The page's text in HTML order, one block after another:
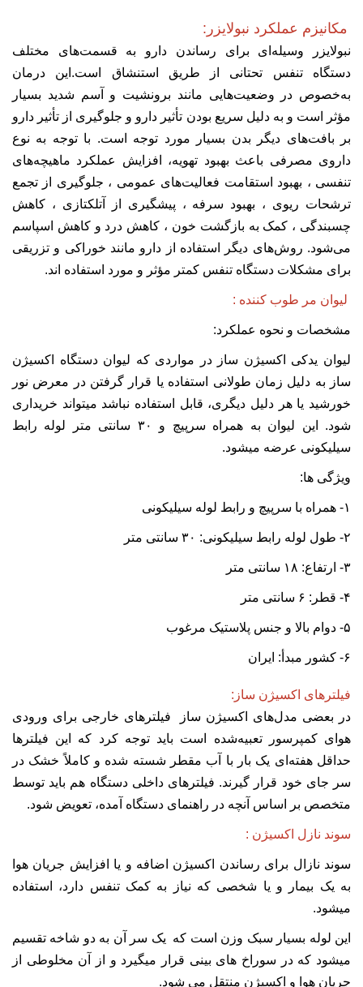
مکانیزم عملکرد نبولایزر:
نبولایزر وسیله‌ای برای رساندن دارو به قسمت‌های مختلف
دستگاه تنفس تحتانی از طریق استنشاق است.این درمان
به‌خصوص در وضعیت‌هایی مانند برونشیت و آسم شدید بسیار
مؤثر است و به‌ دلیل سریع بودن تأثیر دارو و جلوگیری از تأثیر دارو
بر بافت‌های دیگر بدن بسیار مورد توجه است. با توجه به نوع
داروی مصرفی باعث بهبود تهویه، افزایش عملکرد ماهیچه‌های
تنفسی ، بهبود استقامت فعالیت‌های عمومی ، جلوگیری از تجمع
ترشحات ریوی ، ‌بهبود سرفه ، پیشگیری از آتلکتازی ، کاهش
چسبندگی ، کمک به بازگشت خون ، کاهش درد و کاهش اسپاسم
می‌شود. روش‌های دیگر استفاده از دارو مانند خوراکی و تزریقی
برای مشکلات دستگاه تنفس کمتر مؤثر و مورد استفاده اند.
لیوان مر طوب کننده :
مشخصات و نحوه عملکرد:
لیوان یدکی اکسیژن ساز در مواردی که لیوان دستگاه اکسیژن
ساز به دلیل زمان طولانی استفاده یا قرار گرفتن در معرض نور
خورشید یا هر دلیل دیگری، قابل استفاده نباشد میتواند خریداری
شود. این لیوان به همراه سرپیچ و ۳۰ سانتی متر لوله رابط
سیلیکونی عرضه میشود.
ویژگی ها:
۱- همراه با سرپیچ و رابط لوله سیلیکونی
۲- طول لوله رابط سیلیکونی: ۳۰ سانتی متر
۳- ارتفاع: ۱۸ سانتی متر
۴- قطر: ۶ سانتی متر
۵- دوام بالا و جنس پلاستیک مرغوب
۶- کشور مبدأ: ایران
فیلترهای اکسیژن ساز:
در بعضی مدل‌های اکسیژن ساز فیلترهای خارجی برای ورودی
هوای کمپرسور تعبیه‌شده است باید توجه کرد که این فیلترها
حداقل هفته‌ای یک‌ بار با آب مقطر شسته شده و کاملاً خشک در
سر جای خود قرار گیرند. فیلترهای داخلی دستگاه هم باید توسط
متخصص بر اساس آنچه در راهنمای دستگاه آمده، تعویض شود.
سوند نازل اکسیژن :
سوند نازال برای رساندن اکسیژن اضافه و یا افزایش جریان هوا
به یک بیمار و یا شخصی که نیاز به کمک تنفس دارد، استفاده
میشود.
این لوله بسیار سبک وزن است که یک سر آن به دو شاخه تقسیم
میشود که در سوراخ های بینی قرار میگیرد و از آن مخلوطی از
جریان هوا و اکسیژن منتقل می شود.